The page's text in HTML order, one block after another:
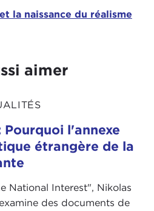
la naissance du réalisme
aimer
l'annexe
étrangère de la
National Interest", Nikolas
des documents de